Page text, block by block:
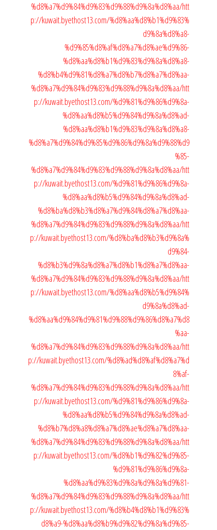
%d8%a7%d9%84%d9%83%d9%88%d9%8a%d8%aa/htt
p://kuwait.byethost13.com/%d8%aa%d8%b1%d9%83%
d9%8a%d8%a8-
%d9%85%d8%af%d8%a7%d8%ae%d9%86-
%d8%aa%d8%b1%d9%83%d9%8a%d8%a8-
%d8%b4%d9%81%d8%a7%d8%b7%d8%a7%d8%aa-
%d8%a7%d9%84%d9%83%d9%88%d9%8a%d8%aa/htt
p://kuwait.byethost13.com/%d9%81%d9%86%d9%8a-
%d8%aa%d8%b5%d9%84%d9%8a%d8%ad-
%d8%aa%d8%b1%d9%83%d9%8a%d8%a8-
%d8%a7%d9%84%d9%85%d9%86%d9%8a%d9%88%d9
%85-
%d8%a7%d9%84%d9%83%d9%88%d9%8a%d8%aa/htt
p://kuwait.byethost13.com/%d9%81%d9%86%d9%8a-
%d8%aa%d8%b5%d9%84%d9%8a%d8%ad-
%d8%ba%d8%b3%d8%a7%d9%84%d8%a7%d8%aa-
%d8%a7%d9%84%d9%83%d9%88%d9%8a%d8%aa/htt
p://kuwait.byethost13.com/%d8%ba%d8%b3%d9%8a%
d9%84-
%d8%b3%d9%8a%d8%a7%d8%b1%d8%a7%d8%aa-
%d8%a7%d9%84%d9%83%d9%88%d9%8a%d8%aa/htt
p://kuwait.byethost13.com/%d8%aa%d8%b5%d9%84%
d9%8a%d8%ad-
%d8%aa%d9%84%d9%81%d9%88%d9%86%d8%a7%d8
%aa-
%d8%a7%d9%84%d9%83%d9%88%d9%8a%d8%aa/htt
p://kuwait.byethost13.com/%d8%ad%d8%af%d8%a7%d
8%af-
%d8%a7%d9%84%d9%83%d9%88%d9%8a%d8%aa/htt
p://kuwait.byethost13.com/%d9%81%d9%86%d9%8a-
%d8%aa%d8%b5%d9%84%d9%8a%d8%ad-
%d8%b7%d8%a8%d8%a7%d8%ae%d8%a7%d8%aa-
%d8%a7%d9%84%d9%83%d9%88%d9%8a%d8%aa/htt
p://kuwait.byethost13.com/%d8%b1%d9%82%d9%85-
%d9%81%d9%86%d9%8a-
%d8%aa%d9%83%d9%8a%d9%8a%d9%81-
%d8%a7%d9%84%d9%83%d9%88%d9%8a%d8%aa/htt
p://kuwait.byethost13.com/%d8%b4%d8%b1%d9%83%
d8%a9-%d8%aa%d8%b9%d9%82%d9%8a%d9%85-